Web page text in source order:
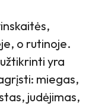
o rutinoje.
yra
miegas,
judėjimas,